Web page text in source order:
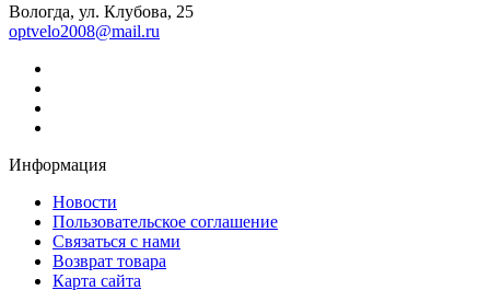
Вологда, ул. Клубова, 25
optvelo2008@mail.ru
Информация
Новости
Пользовательское соглашение
Связаться с нами
Возврат товара
Карта сайта